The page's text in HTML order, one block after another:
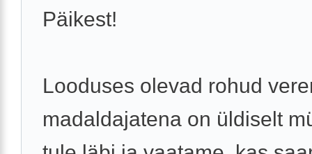
Päikest!
Looduses olevad rohud
madaldajatena on üldiselt